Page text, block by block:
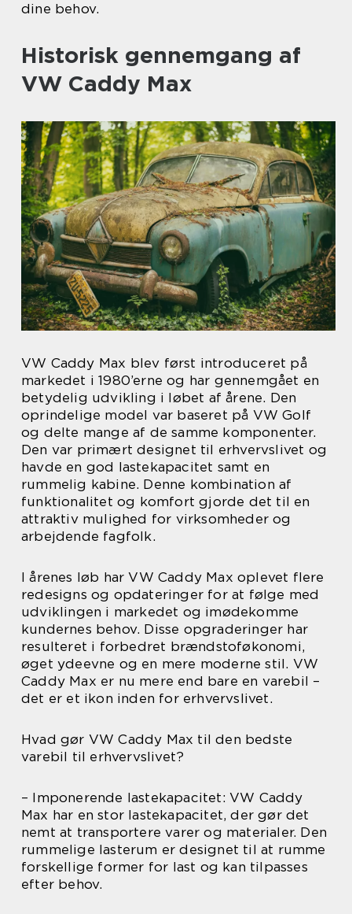
dine behov.
Historisk gennemgang af
VW Caddy Max
VW Caddy Max blev først introduceret på
markedet i 1980’erne og har gennemgået en
betydelig udvikling i løbet af årene. Den
oprindelige model var baseret på VW Golf
og delte mange af de samme komponenter.
Den var primært designet til erhvervslivet og
havde en god lastekapacitet samt en
rummelig kabine. Denne kombination af
funktionalitet og komfort gjorde det til en
attraktiv mulighed for virksomheder og
arbejdende fagfolk.
I årenes løb har VW Caddy Max oplevet flere
redesigns og opdateringer for at følge med
udviklingen i markedet og imødekomme
kundernes behov. Disse opgraderinger har
resulteret i forbedret brændstoføkonomi,
øget ydeevne og en mere moderne stil. VW
Caddy Max er nu mere end bare en varebil –
det er et ikon inden for erhvervslivet.
Hvad gør VW Caddy Max til den bedste
varebil til erhvervslivet?
– Imponerende lastekapacitet: VW Caddy
Max har en stor lastekapacitet, der gør det
nemt at transportere varer og materialer. Den
rummelige lasterum er designet til at rumme
forskellige former for last og kan tilpasses
efter behov.